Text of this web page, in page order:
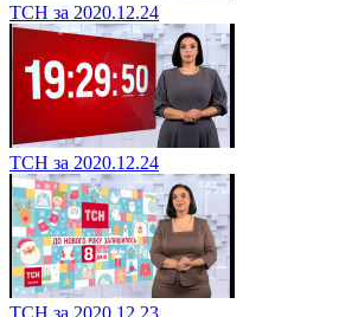
ТСН за 2020.12.24
ТСН за 2020.12.24
ТСН за 2020.12.23